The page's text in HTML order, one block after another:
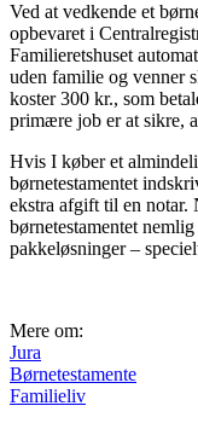
Ved at vedkende et
opbevaret i
Familieretshuset
uden familie og venner
koster 300 kr., som
primære job er at sikre,
Hvis I køber et
børnetestamentet
ekstra afgift til en notar.
børnetestamentet
pakkeløsninger –
Mere om:
Jura
Børnetestamente
Familieliv